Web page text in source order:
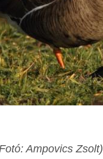
Ampovics Zsolt)